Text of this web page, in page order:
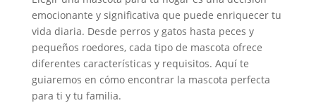
emocionante y significativa que puede enriquecer tu
vida diaria. Desde perros y gatos hasta peces y
pequeños roedores, cada tipo de mascota ofrece
diferentes características y requisitos. Aquí te
guiaremos en cómo encontrar la mascota perfecta
para ti y tu familia.